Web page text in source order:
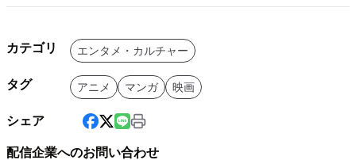
カテゴリ エンタメ・カルチャー
タグ アニメ マンガ 映画
シェア
配信企業へのお問い合わせ